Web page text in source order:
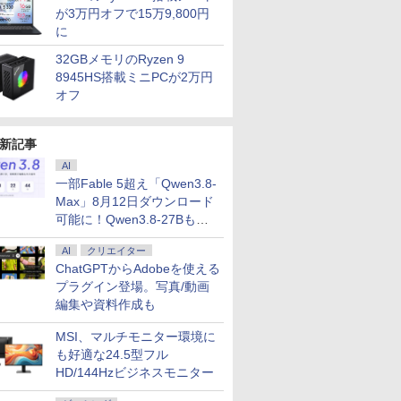
が3万円オフで15万9,800円
に
32GBメモリのRyzen 9
8945HS搭載ミニPCが2万円
オフ
記事
AI
一部Fable 5超え「Qwen3.8-
Max」8月12日ダウンロード
可能に！Qwen3.8-27Bも順
次
AI クリエイター
ChatGPTからAdobeを使える
プラグイン登場。写真/動画
編集や資料作成も
MSI、マルチモニター環境に
も好適な24.5型フル
HD/144Hzビジネスモニター